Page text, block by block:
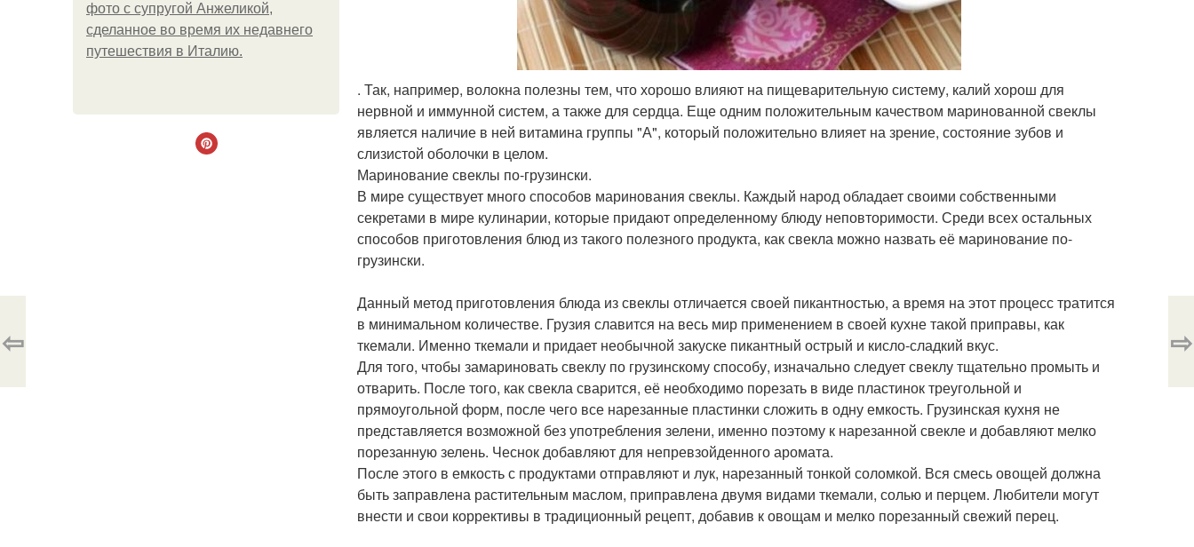
фото с супругой Анжеликой,
сделанное во время их недавнего
путешествия в Италию.
. Так, например, волокна полезны тем, что хорошо влияют на пищеварительную систему, калий хорош для
нервной и иммунной систем, а также для сердца. Еще одним положительным качеством маринованной свеклы
является наличие в ней витамина группы "А", который положительно влияет на зрение, состояние зубов и
слизистой оболочки в целом.
Маринование свеклы по-грузински.
В мире существует много способов маринования свеклы. Каждый народ обладает своими собственными
секретами в мире кулинарии, которые придают определенному блюду неповторимости. Среди всех остальных
способов приготовления блюд из такого полезного продукта, как свекла можно назвать её маринование по-
грузински.
Данный метод приготовления блюда из свеклы отличается своей пикантностью, а время на этот процесс тратится
в минимальном количестве. Грузия славится на весь мир применением в своей кухне такой приправы, как
ткемали. Именно ткемали и придает необычной закуске пикантный острый и кисло-сладкий вкус.
Для того, чтобы замариновать свеклу по грузинскому способу, изначально следует свеклу тщательно промыть и
отварить. После того, как свекла сварится, её необходимо порезать в виде пластинок треугольной и
прямоугольной форм, после чего все нарезанные пластинки сложить в одну емкость. Грузинская кухня не
представляется возможной без употребления зелени, именно поэтому к нарезанной свекле и добавляют мелко
порезанную зелень. Чеснок добавляют для непревзойденного аромата.
После этого в емкость с продуктами отправляют и лук, нарезанный тонкой соломкой. Вся смесь овощей должна
быть заправлена растительным маслом, приправлена двумя видами ткемали, солью и перцем. Любители могут
внести и свои коррективы в традиционный рецепт, добавив к овощам и мелко порезанный свежий перец.
⇦ ⇨